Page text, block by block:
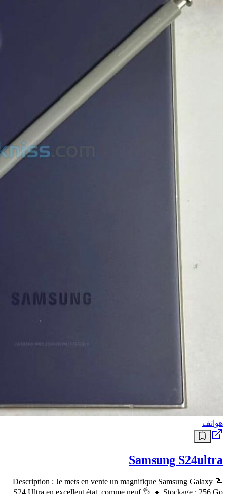
هواتف
Samsung S24ultra
📝 Description : Je mets en vente un magnifique Samsung Galaxy
S24 Ultra en excellent état, comme neuf 👌 🔹 Stockage : 256 Go